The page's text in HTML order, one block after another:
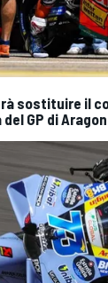
sostituire il
GP di Aragon